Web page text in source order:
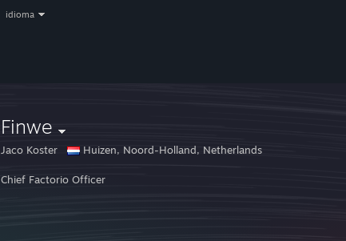
idioma
Finwe
Jaco Koster Huizen, Noord-Holland, Netherlands
Chief Factorio Officer